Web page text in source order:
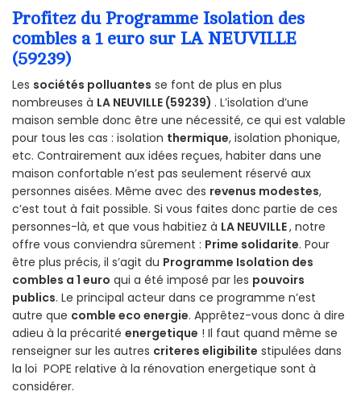
Profitez du Programme Isolation des
combles a 1 euro sur LA NEUVILLE
(59239)
Les sociétés polluantes se font de plus en plus
nombreuses à LA NEUVILLE (59239) . L’isolation d’une
maison semble donc être une nécessité, ce qui est valable
pour tous les cas : isolation thermique, isolation phonique,
etc. Contrairement aux idées reçues, habiter dans une
maison confortable n’est pas seulement réservé aux
personnes aisées. Même avec des revenus modestes,
c’est tout à fait possible. Si vous faites donc partie de ces
personnes-là, et que vous habitiez à LA NEUVILLE, notre
offre vous conviendra sûrement : Prime solidarite. Pour
être plus précis, il s’agit du Programme Isolation des
combles a 1 euro qui a été imposé par les pouvoirs
publics. Le principal acteur dans ce programme n’est
autre que comble eco energie. Apprêtez-vous donc à dire
adieu à la précarité energetique ! Il faut quand même se
renseigner sur les autres criteres eligibilite stipulées dans
la loi POPE relative à la rénovation energetique sont à
considérer.